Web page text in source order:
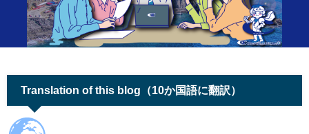
Translation of this blog（10か国語に翻訳）